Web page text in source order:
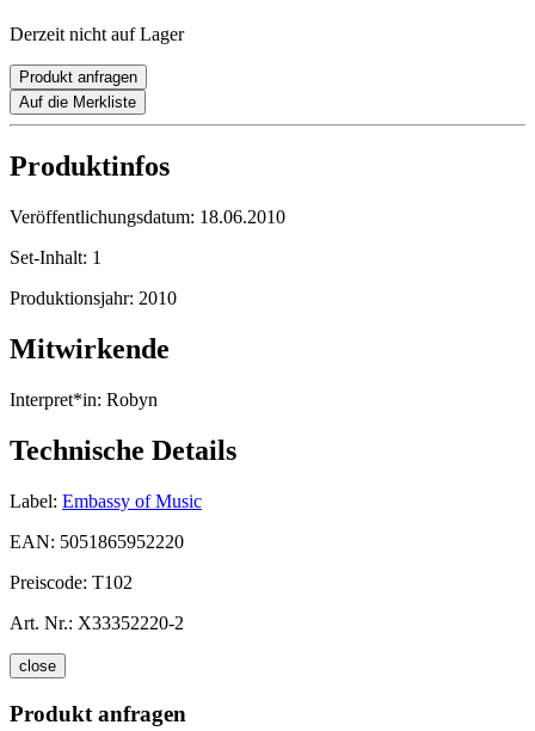
Derzeit nicht auf Lager
Produkt anfragen
Auf die Merkliste
Produktinfos
Veröffentlichungsdatum: 18.06.2010
Set-Inhalt: 1
Produktionsjahr: 2010
Mitwirkende
Interpret*in: Robyn
Technische Details
Label: Embassy of Music
EAN: 5051865952220
Preiscode: T102
Art. Nr.: X33352220-2
close
Produkt anfragen